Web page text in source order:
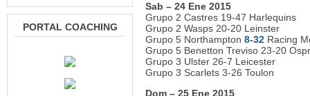
PORTAL COACHING
Sab – 24 Ene 2015
Grupo 2 Castres 19-47 Harlequins
Grupo 2 Wasps 20-20 Leinster
Grupo 5 Northampton 8-32 Racing
Grupo 5 Benetton Treviso 23-20
Grupo 3 Ulster 26-7 Leicester
Grupo 3 Scarlets 3-26 Toulon
Dom – 25 Ene 2015